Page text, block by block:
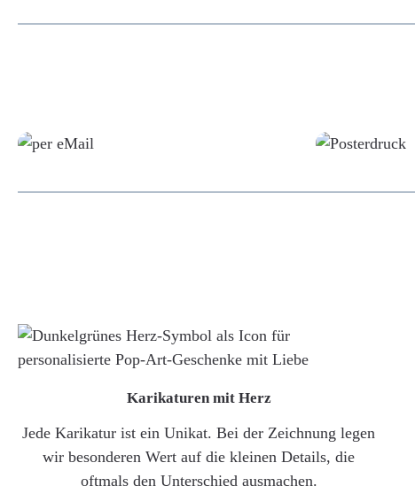
Karikaturen mit Herz
Jede Karikatur ist ein Unikat. Bei der Zeichnung legen
wir besonderen Wert auf die kleinen Details, die
oftmals den Unterschied ausmachen.